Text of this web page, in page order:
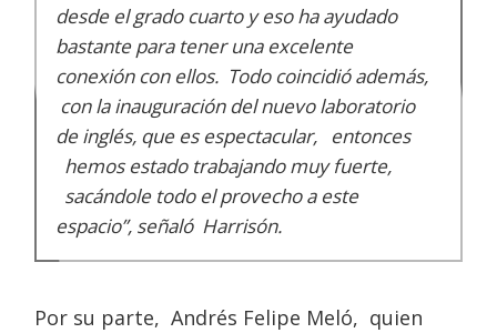
desde el grado cuarto y eso ha ayudado
bastante para tener una excelente
conexión con ellos. Todo coincidió además,
con la inauguración del nuevo laboratorio
de inglés, que es espectacular, entonces
hemos estado trabajando muy fuerte,
sacándole todo el provecho a este
espacio”, señaló Harrisón.
Por su parte, Andrés Felipe Meló, quien